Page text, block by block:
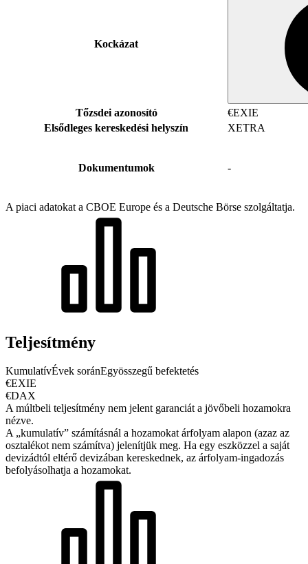
Kockázat
Tőzsdei azonosító
€EXIE
Elsődleges kereskedési helyszín
XETRA
Dokumentumok -
A piaci adatokat a CBOE Europe és a Deutsche Börse szolgáltatja.
Teljesítmény
KumulatívÉvek soránEgyösszegű befektetés
€EXIE
€DAX
A múltbeli teljesítmény nem jelent garanciát a jövőbeli hozamokra
nézve.
A „kumulatív” számításnál a hozamokat árfolyam alapon (azaz az
osztalékot nem számítva) jelenítjük meg. Ha egy eszközzel a saját
devizádtól eltérő devizában kereskednek, az árfolyam-ingadozás
befolyásolhatja a hozamokat.